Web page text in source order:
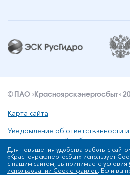
© ПАО «Красноярскэнергосбыт»
Карта сайта
Уведомление об ответственности
интеллектуальной собственности
Политика ПАО
обработки персональных данных
Для повышения удобства работы с
«Красноярскэнергосбыт» использует
с нашим сайтом, вы принимаете условия
использовании Cookie-файлов. Если вы